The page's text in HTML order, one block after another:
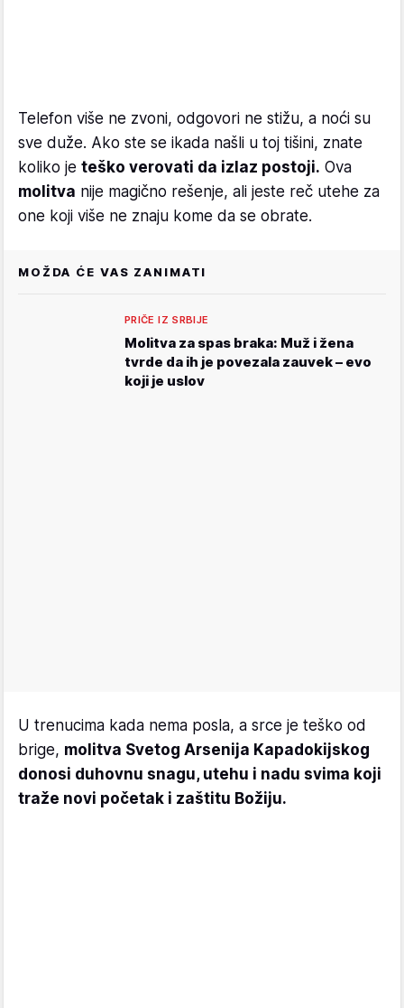
Telefon više ne zvoni, odgovori ne stižu, a noći su
sve duže. Ako ste se ikada našli u toj tišini, znate
koliko je teško verovati da izlaz postoji. Ova
molitva nije magično rešenje, ali jeste reč utehe za
one koji više ne znaju kome da se obrate.
MOŽDA ĆE VAS ZANIMATI
PRIČE IZ SRBIJE
Molitva za spas braka: Muž i žena
tvrde da ih je povezala zauvek – evo
koji je uslov
U trenucima kada nema posla, a srce je teško od
brige, molitva Svetog Arsenija Kapadokijskog
donosi duhovnu snagu, utehu i nadu svima koji
traže novi početak i zaštitu Božiju.